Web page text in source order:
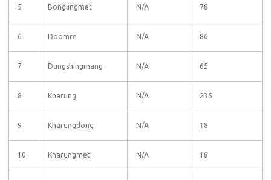
5 Bonglingmet N/A 78
6 Doomre N/A 86
7 Dungshingmang N/A 65
8 Kharung N/A 235
9 Kharungdong N/A 18
10 Kharungmet N/A 18